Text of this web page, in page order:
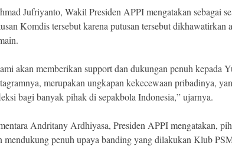
Jufriyanto, Wakil Presiden APPI mengatakan sebagai
Komdis tersebut karena putusan tersebut dikhawatirkan
akan memberikan support dan dukungan penuh kepada
merupakan ungkapan kekecewaan pribadinya,
bagi banyak pihak di sepakbola Indonesia,” ujarnya.
Andritany Ardhiyasa, Presiden APPI mengatakan,
mendukung penuh upaya banding yang dilakukan Klub